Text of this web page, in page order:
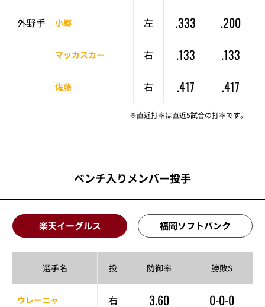
外野手 小郷 左 .333 .200
マッカスカー 右 .133 .133
佐藤 右 .417 .417
※直近打率は直近5試合の打率です。
ベンチ入りメンバー投手
楽天イーグルス 福岡ソフトバンク
選手名 投 防御率 勝敗S
ウレーニャ 右 3.60 0-0-0